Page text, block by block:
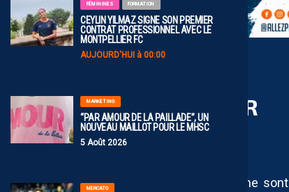
FÉMININES FORMATION
CEYLIN YILMAZ SIGNE SON PREMIER
CONTRAT PROFESSIONNEL AVEC LE
MONTPELLIER FC
AUJOURD'HUI à 00:00
MARKETING
“PAR AMOUR DE LA PAILLADE”, UN
NOUVEAU MAILLOT POUR LE MHSC
5 Août 2026
MERCATO
FACE AU RED STAR
match de Ligue 2, puisque les Pailladins ne sont